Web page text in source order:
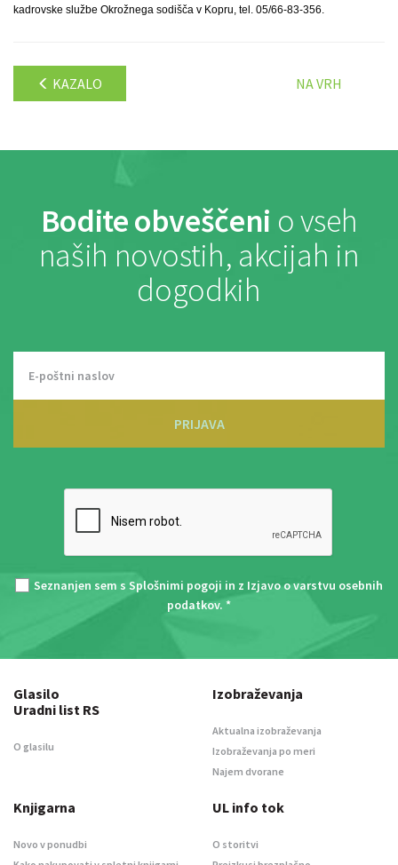
kadrovske službe Okrožnega sodišča v Kopru, tel. 05/66-83-356.
KAZALO NA VRH
Bodite obveščeni o vseh
naših novostih, akcijah in
dogodkih
PRIJAVA
Seznanjen sem s Splošnimi pogoji in z Izjavo o varstvu osebnih
podatkov. *
Glasilo
Uradni list RS
O glasilu
Izobraževanja
Aktualna izobraževanja
Izobraževanja po meri
Najem dvorane
Knjigarna
Novo v ponudbi
UL info tok
O storitvi